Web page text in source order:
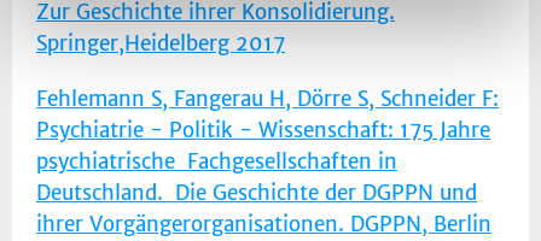
Zur Geschichte ihrer Konsolidierung.
Springer,Heidelberg 2017
Fehlemann S, Fangerau H, Dörre S, Schneider F:
Psychiatrie - Politik - Wissenschaft: 175 Jahre
psychiatrische Fachgesellschaften in
Deutschland. Die Geschichte der DGPPN und
ihrer Vorgängerorganisationen. DGPPN, Berlin